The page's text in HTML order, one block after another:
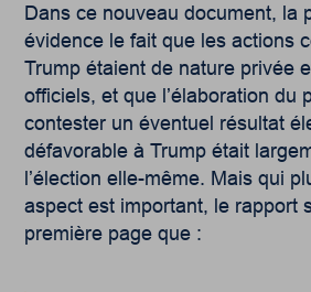
Dans ce nouveau document, la
évidence le fait que les actions
Trump étaient de nature privée
officiels, et que l’élaboration du
contester un éventuel résultat
défavorable à Trump était
l’élection elle-même. Mais qui
aspect est important, le rapport
première page que :